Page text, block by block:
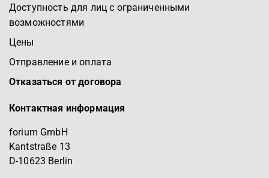
Доступность для лиц с ограниченными
возможностями
Цены
Отправление и оплата
Отказаться от договора
Контактная информация
forium GmbH
Kantstraße 13
D-10623 Berlin